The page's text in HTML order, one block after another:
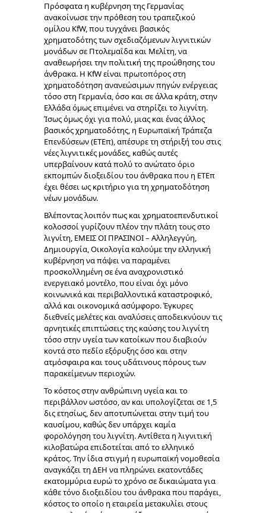
Πρόσφατα η κυβέρνηση της Γερμανίας
ανακοίνωσε την πρόθεση του τραπεζικού
ομίλου ΚfW, που τυγχάνει βασικός
χρηματοδότης των σχεδιαζόμενων λιγνιτικών
μονάδων σε Πτολεμαΐδα και Μελίτη, να
αναθεωρήσει την πολιτική της προώθησης του
άνθρακα. Η ΚfW είναι πρωτοπόρος στη
χρηματοδότηση ανανεώσιμων πηγών ενέργειας
τόσο στη Γερμανία, όσο και σε άλλα κράτη, στην
Ελλάδα όμως επιμένει να στηρίζει το λιγνίτη.
Ίσως όμως όχι για πολύ, μιας και ένας άλλος
βασικός χρηματοδότης, η Ευρωπαϊκή Τράπεζα
Επενδύσεων (ΕΤΕπ), απέσυρε τη στήριξή του στις
νέες λιγνιτικές μονάδες, καθώς αυτές
υπερβαίνουν κατά πολύ το ανώτατο όριο
εκπομπών διοξειδίου του άνθρακα που η ΕΤΕπ
έχει θέσει ως κριτήριο για τη χρηματοδότηση
νέων μονάδων.
Βλέποντας λοιπόν πως και χρηματοεπενδυτικοί
κολοσσοί γυρίζουν πλέον την πλάτη τους στο
λιγνίτη, ΕΜΕΙΣ ΟΙ ΠΡΑΣΙΝΟΙ – Αλληλεγγύη,
Δημιουργία, Οικολογία καλούμε την ελληνική
κυβέρνηση να πάψει να παραμένει
προσκολλημένη σε ένα αναχρονιστικό
ενεργειακό μοντέλο, που είναι όχι μόνο
κοινωνικά και περιβαλλοντικά καταστροφικό,
αλλά και οικονομικά ασύμφορο. Έγκυρες
διεθνείς μελέτες και αναλύσεις αποδεικνύουν τις
αρνητικές επιπτώσεις της καύσης του λιγνίτη
τόσο στην υγεία των κατοίκων που διαβιούν
κοντά στο πεδίο εξόρυξης όσο και στην
ατμόσφαιρα και τους υδάτινους πόρους των
παρακείμενων περιοχών.
Το κόστος στην ανθρώπινη υγεία και το
περιβάλλον ωστόσο, αν και υπολογίζεται σε 1,5
δις ετησίως, δεν αποτυπώνεται στην τιμή του
καυσίμου, καθώς δεν υπάρχει καμία
φορολόγηση του λιγνίτη. Αντίθετα η λιγνιτική
κιλοβατώρα επιδοτείται από το ελληνικό
κράτος. Την ίδια στιγμή η ευρωπαϊκή νομοθεσία
αναγκάζει τη ΔΕΗ να πληρώνει εκατοντάδες
εκατομμύρια ευρώ το χρόνο σε δικαιώματα για
κάθε τόνο διοξειδίου του άνθρακα που παράγει,
κόστος το οποίο η εταιρεία μετακυλίει στους